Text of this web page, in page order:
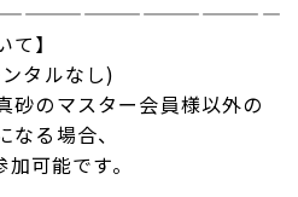
】
タルなし)
のマスター会員様以外の
る場合、
可能です。